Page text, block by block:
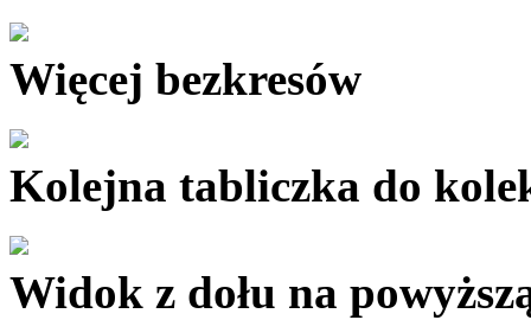
Więcej bezkresów
Kolejna tabliczka do
Widok z dołu na